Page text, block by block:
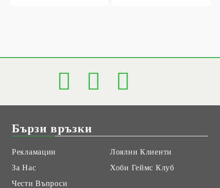
Бързи връзки
Рекламации
За Нас
Чести Въпроси
Лоялни Клиенти
Хоби Геймс Клуб